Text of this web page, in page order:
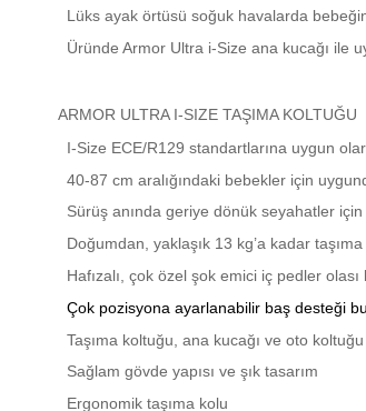
Lüks ayak örtüsü soğuk havalarda
Üründe Armor Ultra i-Size ana kucağı ile
ARMOR ULTRA I-SIZE TAŞIMA KOLTUĞU
I-Size ECE/R129 standartlarına uygun
40-87 cm aralığındaki bebekler için
Sürüş anında geriye dönük seyahatler için
Doğumdan, yaklaşık 13 kg’a kadar
Hafızalı, çok özel şok emici iç pedler
Çok pozisyona ayarlanabilir baş desteği
Taşıma koltuğu, ana kucağı ve oto
Sağlam gövde yapısı ve şık tasarım
Ergonomik taşıma kolu